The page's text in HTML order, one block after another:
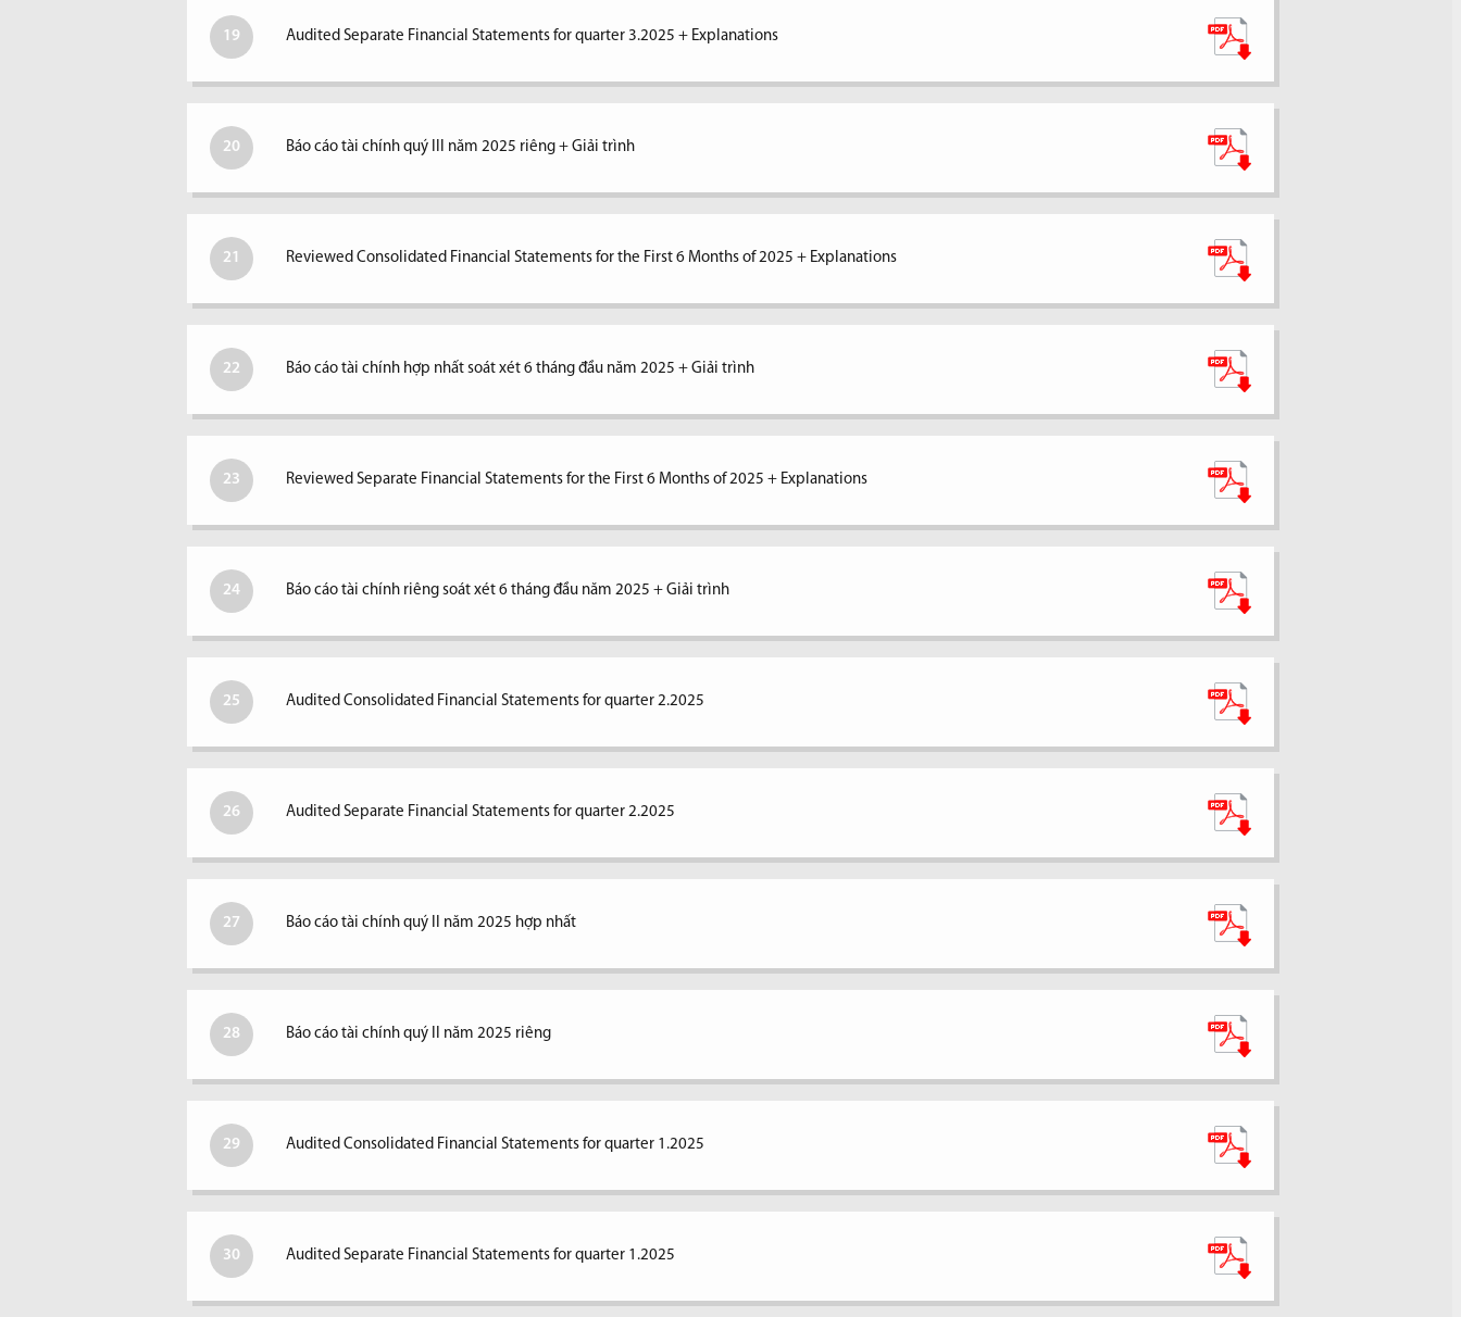
19 Audited Separate Financial Statements for quarter 3.2025 + Explanations
20 Báo cáo tài chính quý III năm 2025 riêng + Giải trình
21 Reviewed Consolidated Financial Statements for the First 6 Months of 2025 + Explanations
22 Báo cáo tài chính hợp nhất soát xét 6 tháng đầu năm 2025 + Giải trình
23 Reviewed Separate Financial Statements for the First 6 Months of 2025 + Explanations
24 Báo cáo tài chính riêng soát xét 6 tháng đầu năm 2025 + Giải trình
25 Audited Consolidated Financial Statements for quarter 2.2025
26 Audited Separate Financial Statements for quarter 2.2025
27 Báo cáo tài chính quý II năm 2025 hợp nhất
28 Báo cáo tài chính quý II năm 2025 riêng
29 Audited Consolidated Financial Statements for quarter 1.2025
30 Audited Separate Financial Statements for quarter 1.2025